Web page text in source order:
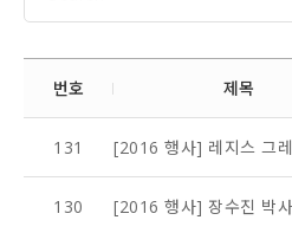
번호 제목
131
130